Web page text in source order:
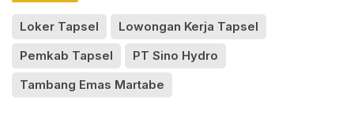
Loker Tapsel
Lowongan Kerja Tapsel
Pemkab Tapsel
PT Sino Hydro
Tambang Emas Martabe